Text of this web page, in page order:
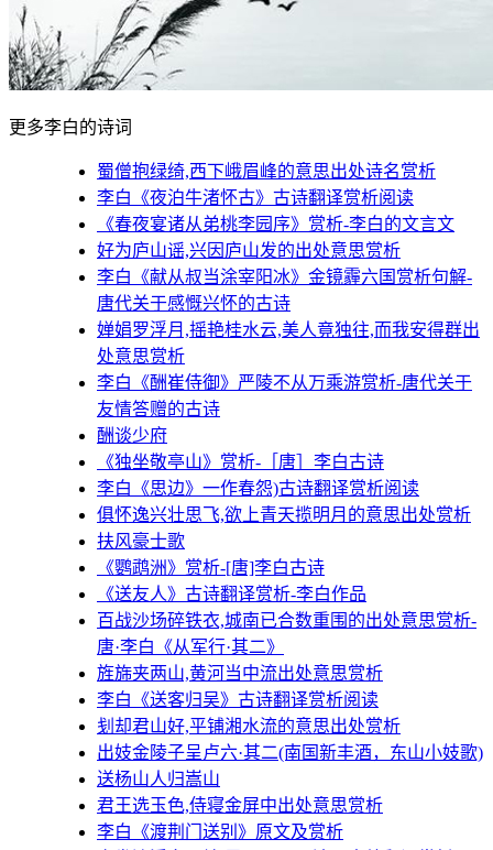
更多李白的诗词
蜀僧抱绿绮,西下峨眉峰的意思出处诗名赏析
李白《夜泊牛渚怀古》古诗翻译赏析阅读
《春夜宴诸从弟桃李园序》赏析-李白的文言文
好为庐山谣,兴因庐山发的出处意思赏析
李白《献从叔当涂宰阳冰》金镜霾六国赏析句解-
唐代关于感慨兴怀的古诗
婵娟罗浮月,摇艳桂水云,美人竟独往,而我安得群出
处意思赏析
李白《酬崔侍御》严陵不从万乘游赏析-唐代关于
友情答赠的古诗
酬谈少府
《独坐敬亭山》赏析-［唐］李白古诗
李白《思边》一作春怨)古诗翻译赏析阅读
俱怀逸兴壮思飞,欲上青天揽明月的意思出处赏析
扶风豪士歌
《鹦鹉洲》赏析-[唐]李白古诗
《送友人》古诗翻译赏析-李白作品
百战沙场碎铁衣,城南已合数重围的出处意思赏析-
唐·李白《从军行·其二》
旌旆夹两山,黄河当中流出处意思赏析
李白《送客归吴》古诗翻译赏析阅读
刬却君山好,平铺湘水流的意思出处赏析
出妓金陵子呈卢六·其二(南国新丰酒，东山小妓歌)
送杨山人归嵩山
君王选玉色,侍寝金屏中出处意思赏析
李白《渡荆门送别》原文及赏析